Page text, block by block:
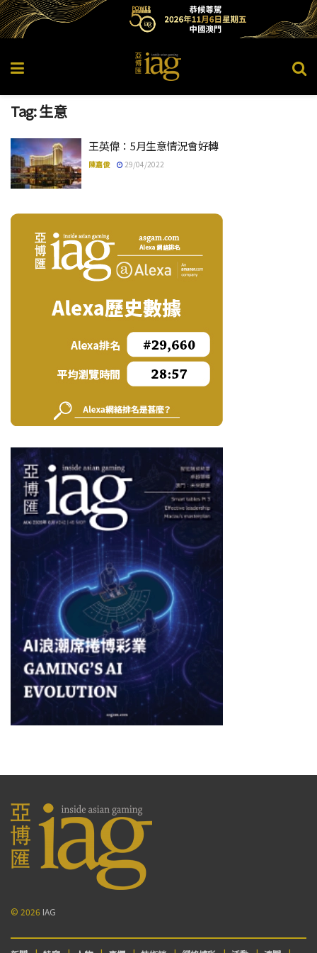
Tag:生意
王英偉：5月生意情況會好轉
陳嘉俊 29/04/2022
© 2026 IAG